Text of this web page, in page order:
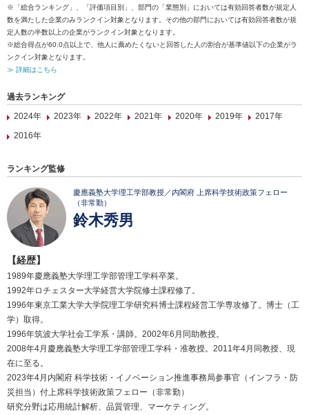
※「総合ランキング」、「評価項目別」、部門の「業態別」においては有効回答者数が規定人
数を満たした企業のみランクイン対象となります。その他の部門においては有効回答者数が規
定人数の半数以上の企業がランクイン対象となります。
※総合得点が60.0点以上で、他人に薦めたくないと回答した人の割合が基準値以下の企業がラ
ンクイン対象となります。
≫ 詳細はこちら
過去ランキング
2024年
2023年 2022年 2021年 2020年 2019年
2017年
2016年
ランキング監修
慶應義塾大学理工学部教授／内閣府 上席科学技術政策フェロー
（非常勤）
鈴木秀男
【経歴】
1989年慶應義塾大学理工学部管理工学科卒業。
1992年ロチェスター大学経営大学院修士課程修了。
1996年東京工業大学大学院理工学研究科博士課程経営工学専攻修了。博士（工
学）取得。
1996年筑波大学社会工学系・講師。2002年6月同助教授。
2008年4月慶應義塾大学理工学部管理工学科・准教授。2011年4月同教授、現
在に至る。
2023年4月内閣府 科学技術・イノベーション推進事務局参事官（インフラ・防
災担当）付上席科学技術政策フェロー（非常勤）
研究分野は応用統計解析、品質管理、マーケティング。